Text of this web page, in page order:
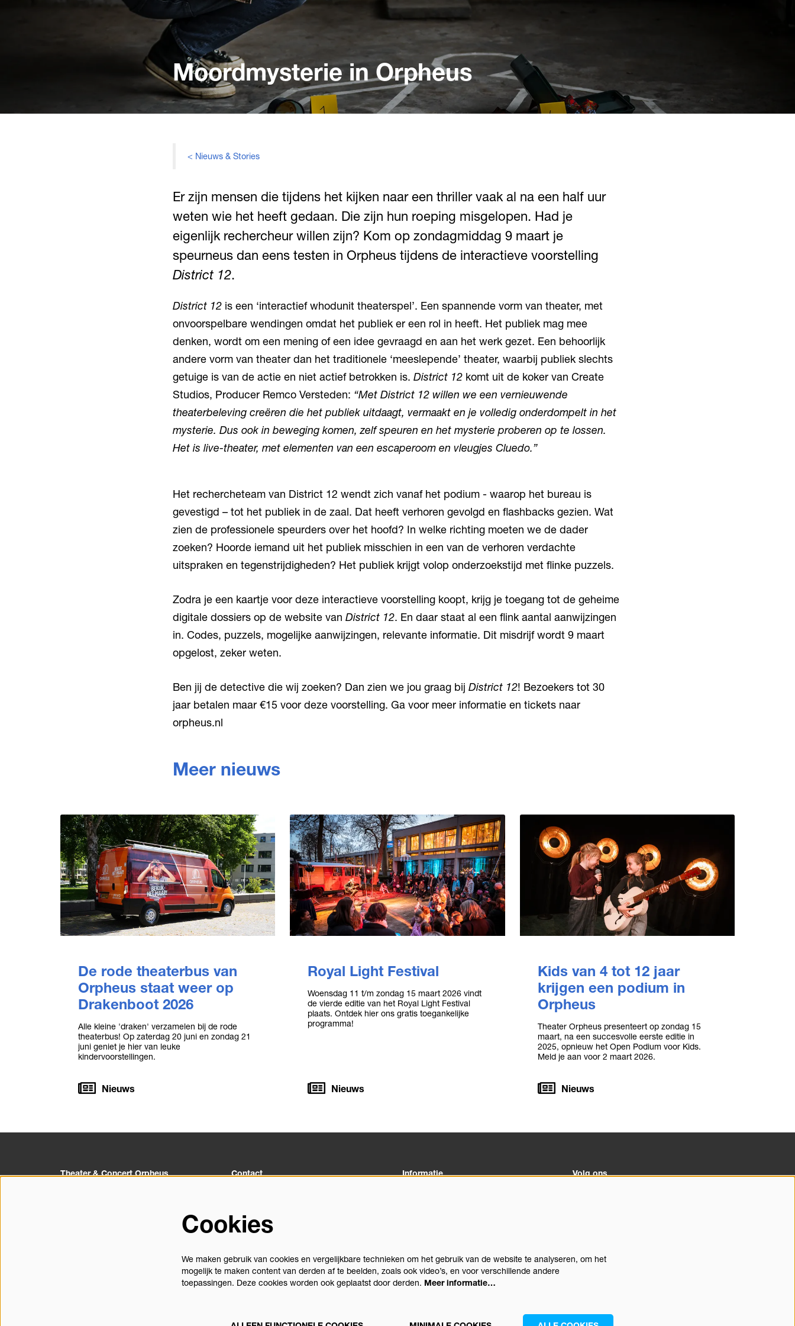
Moordmysterie in Orpheus
< Nieuws & Stories
Er zijn mensen die tijdens het kijken naar een thriller vaak al na een half uur
weten wie het heeft gedaan. Die zijn hun roeping misgelopen. Had je
eigenlijk rechercheur willen zijn? Kom op zondagmiddag 9 maart je
speurneus dan eens testen in Orpheus tijdens de interactieve voorstelling
District 12.
District 12 is een ‘interactief whodunit theaterspel’. Een spannende vorm van theater, met
onvoorspelbare wendingen omdat het publiek er een rol in heeft. Het publiek mag mee
denken, wordt om een mening of een idee gevraagd en aan het werk gezet. Een behoorlijk
andere vorm van theater dan het traditionele ‘meeslepende’ theater, waarbij publiek slechts
getuige is van de actie en niet actief betrokken is. District 12 komt uit de koker van Create
Studios, Producer Remco Versteden: “Met District 12 willen we een vernieuwende
theaterbeleving creëren die het publiek uitdaagt, vermaakt en je volledig onderdompelt in het
mysterie. Dus ook in beweging komen, zelf speuren en het mysterie proberen op te lossen.
Het is live-theater, met elementen van een escaperoom en vleugjes Cluedo.”
Het rechercheteam van District 12 wendt zich vanaf het podium - waarop het bureau is
gevestigd – tot het publiek in de zaal. Dat heeft verhoren gevolgd en flashbacks gezien. Wat
zien de professionele speurders over het hoofd? In welke richting moeten we de dader
zoeken? Hoorde iemand uit het publiek misschien in een van de verhoren verdachte
uitspraken en tegenstrijdigheden? Het publiek krijgt volop onderzoekstijd met flinke puzzels.
Zodra je een kaartje voor deze interactieve voorstelling koopt, krijg je toegang tot de geheime
digitale dossiers op de website van District 12. En daar staat al een flink aantal aanwijzingen
in. Codes, puzzels, mogelijke aanwijzingen, relevante informatie. Dit misdrijf wordt 9 maart
opgelost, zeker weten.
Ben jij de detective die wij zoeken? Dan zien we jou graag bij District 12! Bezoekers tot 30
jaar betalen maar €15 voor deze voorstelling. Ga voor meer informatie en tickets naar
orpheus.nl
Meer nieuws
De rode theaterbus van
Orpheus staat weer op
Drakenboot 2026
Alle kleine 'draken' verzamelen bij de rode
theaterbus! Op zaterdag 20 juni en zondag 21
juni geniet je hier van leuke
kindervoorstellingen.
Nieuws
Royal Light Festival
Woensdag 11 t/m zondag 15 maart 2026 vindt
de vierde editie van het Royal Light Festival
plaats. Ontdek hier ons gratis toegankelijke
programma!
Nieuws
Kids van 4 tot 12 jaar
krijgen een podium in
Orpheus
Theater Orpheus presenteert op zondag 15
maart, na een succesvolle eerste editie in
2025, opnieuw het Open Podium voor Kids.
Meld je aan voor 2 maart 2026.
Nieuws
Theater & Concert Orpheus Contact
Contactgegevens
Informatie
Stichting Podiumactiviteiten Apeldoorn
Congrescentrum Orpheus
Volg ons
Cookies
We maken gebruik van cookies en vergelijkbare technieken om het gebruik van de website te analyseren, om het
mogelijk te maken content van derden af te beelden, zoals ook video’s, en voor verschillende andere
toepassingen. Deze cookies worden ook geplaatst door derden. Meer informatie…